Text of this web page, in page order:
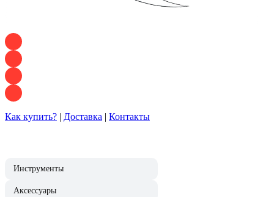
Как купить? | Доставка | Контакты
Инструменты
Аксессуары